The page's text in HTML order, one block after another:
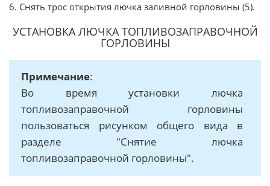
6. Снять трос открытия лючка заливной горловины (5).
УСТАНОВКА ЛЮЧКА ТОПЛИВОЗАПРАВОЧНОЙ
ГОРЛОВИНЫ
Примечание:
Во время установки лючка
топливозаправочной горловины
пользоваться рисунком общего вида в
разделе "Снятие лючка
топливозаправочной горловины".